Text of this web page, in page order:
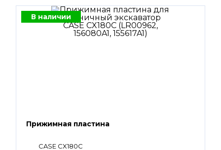
В наличии
Прижимная пластина
CASE CX180C